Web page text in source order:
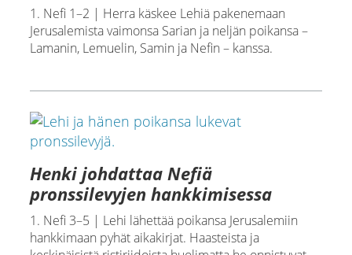
1. Nefi 1–2 | Herra käskee Lehiä pakenemaan
Jerusalemista vaimonsa Sarian ja neljän poikansa –
Lamanin, Lemuelin, Samin ja Nefin – kanssa.
Henki johdattaa Nefiä
pronssilevyjen hankkimisessa
1. Nefi 3–5 | Lehi lähettää poikansa Jerusalemiin
hankkimaan pyhät aikakirjat. Haasteista ja